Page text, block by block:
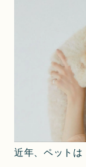
近年、ペットは